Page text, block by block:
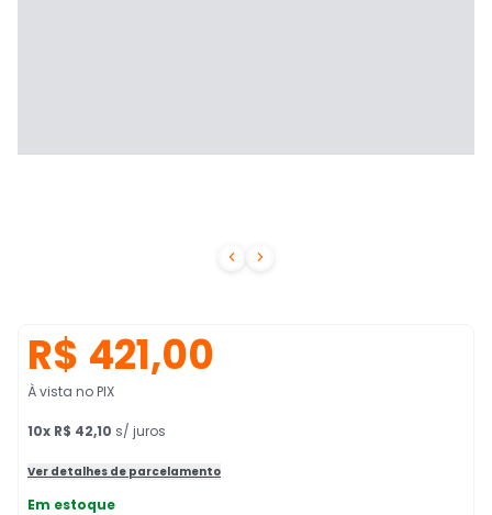
 
R$ 421,00
À vista no PIX
10x R$ 42,10 s/ juros
Ver detalhes de parcelamento
Em estoque